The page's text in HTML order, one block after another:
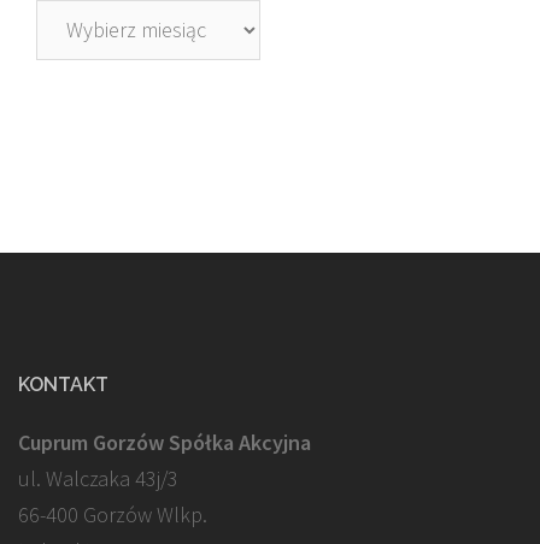
Archiwa
KONTAKT
Cuprum Gorzów Spółka Akcyjna
ul. Walczaka 43j/3
66-400 Gorzów Wlkp.